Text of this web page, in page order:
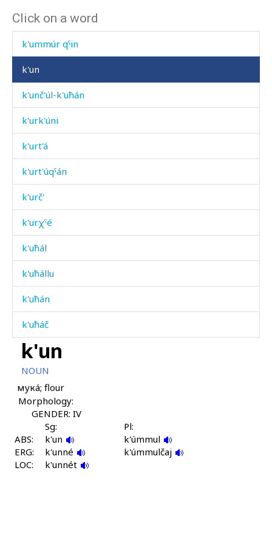
Click on a word
k'ummúr
k'ummúr qˤin
k'un
k'unč'úl-k'uħán
k'urk'úni
k'urt'á
k'urt'úqˤán
k'urč'
k'urχˤé
k'uħál
k'uħállu
k'uħán
k'uħáč
k'úmk'um
k'úrbos
k'úrk'urbos
k'úrk'urbos
k'úrk'əl ɬːan
k'un
NOUN
мукá; flour
Morphology:
GENDER: IV
Sg:
Pl:
ABS:
k'un
k'úmmul
ERG:
k'unné
k'úmmulčaj
LOC:
k'unnét